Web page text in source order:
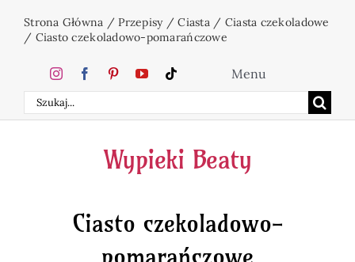
zawartości
Strona Główna /Przepisy/Ciasta/ Ciasta czekoladowe
/ Ciasto czekoladowo-pomarańczowe
Szukaj
Menu
Home
Ciasta
Desery
Wypieki Beaty
Ciasto czekoladowo-